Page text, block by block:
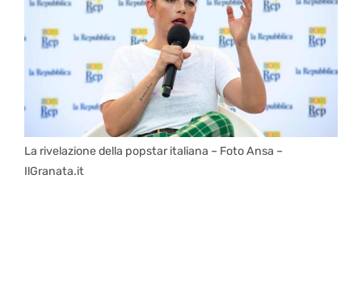
La rivelazione della popstar italiana – Foto Ansa –
IlGranata.it